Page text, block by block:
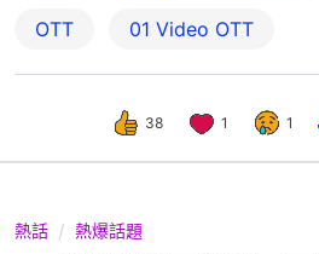
OTT 01‌ ‌Video‌ ‌OTT
38 1 1
熱話 熱爆話題